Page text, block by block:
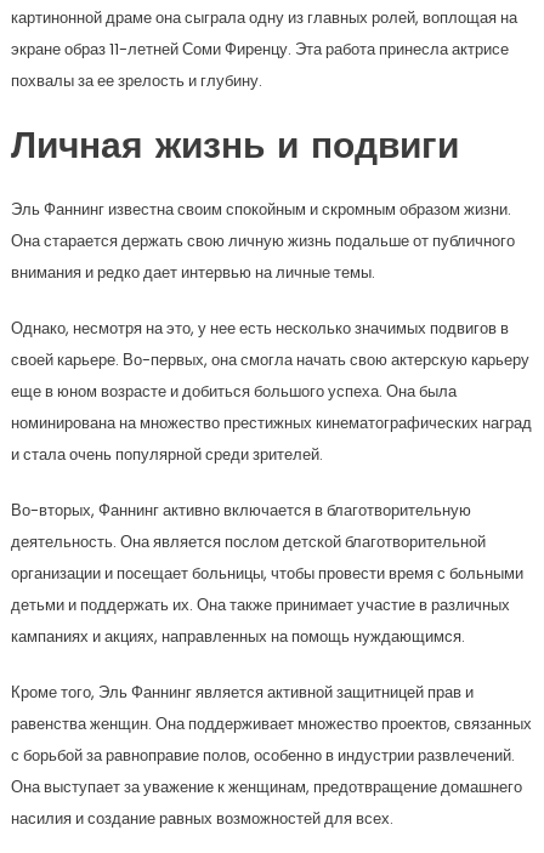
картинонной драме она сыграла одну из главных ролей, воплощая на
экране образ 11-летней Соми Фиренцу. Эта работа принесла актрисе
похвалы за ее зрелость и глубину.
Личная жизнь и подвиги
Эль Фаннинг известна своим спокойным и скромным образом жизни.
Она старается держать свою личную жизнь подальше от публичного
внимания и редко дает интервью на личные темы.
Однако, несмотря на это, у нее есть несколько значимых подвигов в
своей карьере. Во-первых, она смогла начать свою актерскую карьеру
еще в юном возрасте и добиться большого успеха. Она была
номинирована на множество престижных кинематографических наград
и стала очень популярной среди зрителей.
Во-вторых, Фаннинг активно включается в благотворительную
деятельность. Она является послом детской благотворительной
организации и посещает больницы, чтобы провести время с больными
детьми и поддержать их. Она также принимает участие в различных
кампаниях и акциях, направленных на помощь нуждающимся.
Кроме того, Эль Фаннинг является активной защитницей прав и
равенства женщин. Она поддерживает множество проектов, связанных
с борьбой за равноправие полов, особенно в индустрии развлечений.
Она выступает за уважение к женщинам, предотвращение домашнего
насилия и создание равных возможностей для всех.